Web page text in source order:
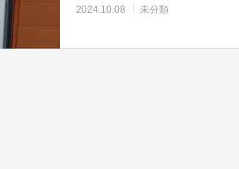
2024.10.08 未分類